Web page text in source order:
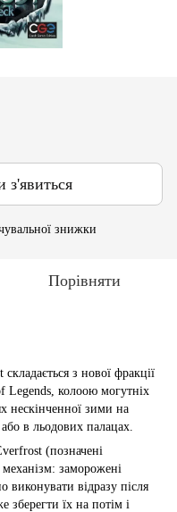
з'явиться
знижки
Порівняти
з нової фракції
Legends, колоою могутніх
нескінченної зими на
в льодових палацах.
(позначені
заморожені
виконувати відразу після
зберегти їх на потім і